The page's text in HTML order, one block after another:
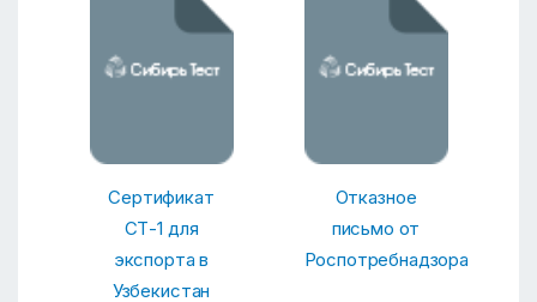
Сертификат
СТ-1 для
экспорта в
Узбекистан
Отказное
письмо от
Роспотребнадзора